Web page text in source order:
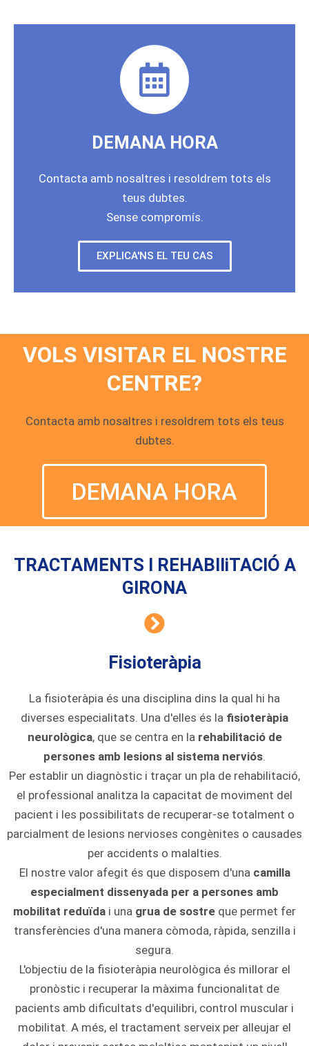
DEMANA HORA
Contacta amb nosaltres i resoldrem tots els
teus dubtes.
Sense compromís.
EXPLICA'NS EL TEU CAS
VOLS VISITAR EL NOSTRE
CENTRE?
Contacta amb nosaltres i resoldrem tots els teus
dubtes.
DEMANA HORA
TRACTAMENTS I REHABIliTACIÓ A
GIRONA
Fisioteràpia
La fisioteràpia és una disciplina dins la qual hi ha
diverses especialitats. Una d'elles és la fisioteràpia
neurològica, que se centra en la rehabilitació de
persones amb lesions al sistema nerviós.
Per establir un diagnòstic i traçar un pla de rehabilitació,
el professional analitza la capacitat de moviment del
pacient i les possibilitats de recuperar-se totalment o
parcialment de lesions nervioses congènites o causades
per accidents o malalties.
El nostre valor afegit és que disposem d'una camilla
especialment dissenyada per a persones amb
mobilitat reduïda i una grua de sostre que permet fer
transferències d'una manera còmoda, ràpida, senzilla i
segura.
L'objectiu de la fisioteràpia neurològica és millorar el
pronòstic i recuperar la màxima funcionalitat de
pacients amb dificultats d'equilibri, control muscular i
mobilitat. A més, el tractament serveix per alleujar el